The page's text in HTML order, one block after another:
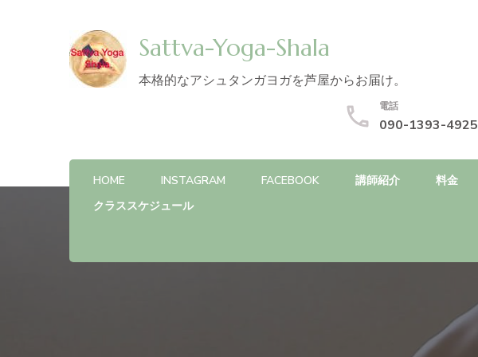
Sattva-Yoga-Shala
本格的なアシュタンガヨガを芦屋からお届け。
電話
090-1393-4925
HOME INSTAGRAM FACEBOOK 講師紹介 料金
クラススケジュール